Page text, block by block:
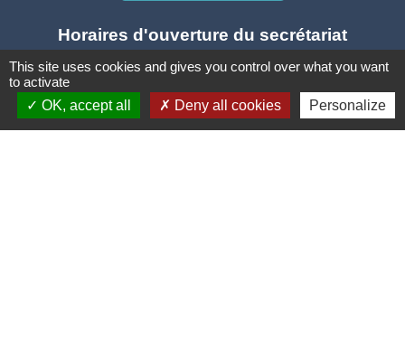
Horaires d'ouverture du secrétariat
Lundi : Sur RDV
Jeudi : 10h - 12h et 16h30 - 18h30
Vendredi : 10h - 12h et sur RDV
This site uses cookies and gives you control over what you want
to activate
OK, accept all
Deny all cookies Personalize